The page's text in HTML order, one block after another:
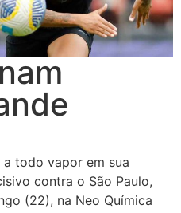
todo vapor em sua
contra o São Paulo,
(22), na Neo Química